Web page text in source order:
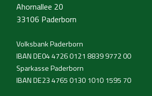
Ahornallee 20
33106 Paderborn
Volksbank Paderborn
IBAN DE04 4726 0121 8839 9772 00
Sparkasse Paderborn
IBAN DE23 4765 0130 1010 1595 70